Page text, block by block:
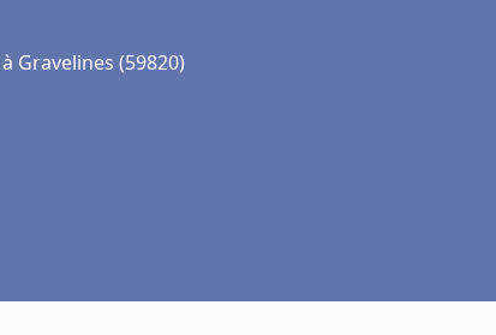
Gravelines (59820)